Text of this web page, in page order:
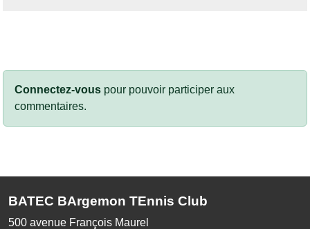
Connectez-vous pour pouvoir participer aux
commentaires.
BATEC BArgemon TEnnis Club
500 avenue François Maurel